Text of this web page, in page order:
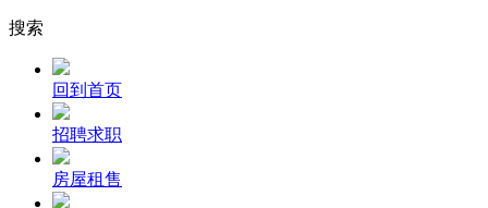
搜索
回到首页
招聘求职
房屋租售